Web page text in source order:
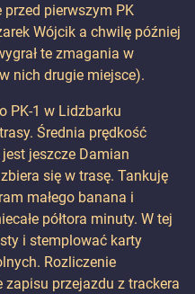
pierwszym PK
Wójcik a chwilę później
te zmagania w
nich drugie miejsce).
PK-1 w Lidzbarku
Średnia prędkość
jeszcze Damian
się w trasę. Tankuję
małego banana i
półtora minuty. W tej
i stemplować karty
Rozliczenie
przejazdu z trackera